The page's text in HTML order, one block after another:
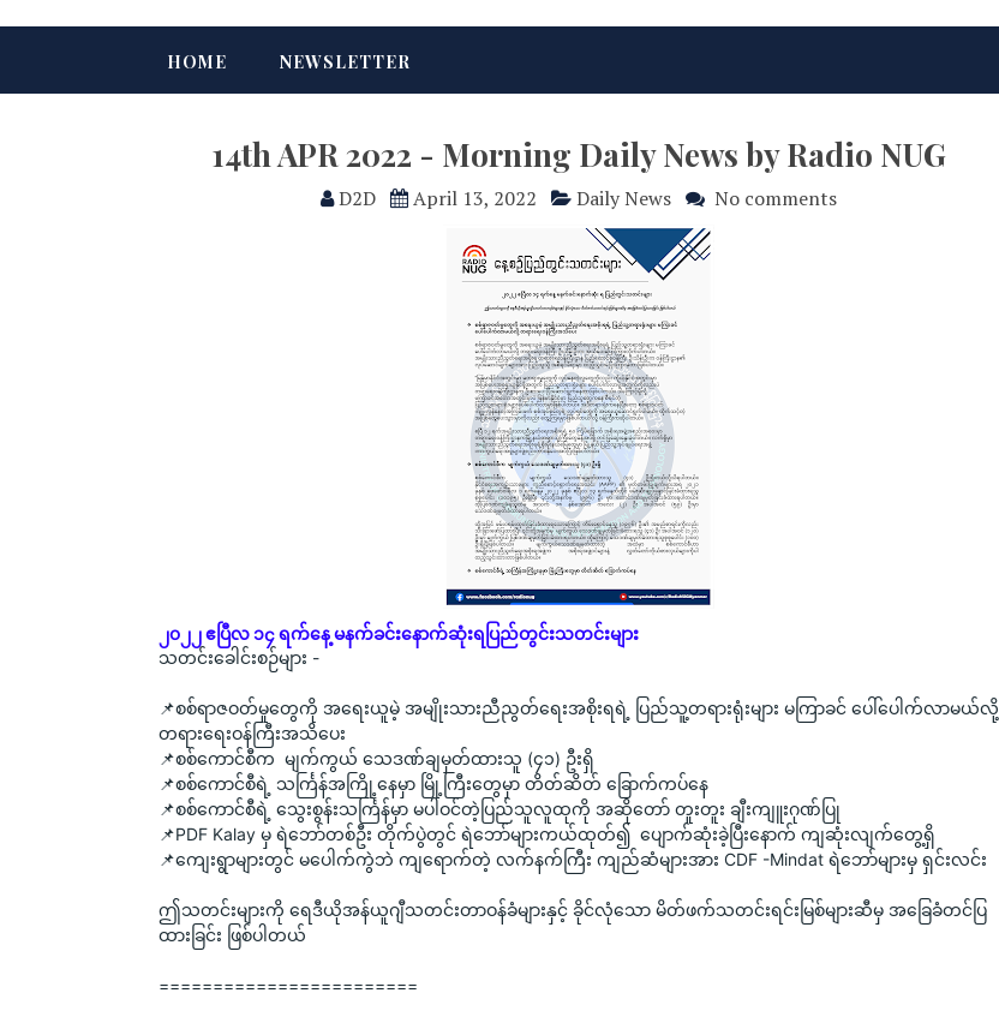
HOME NEWSLETTER
14th APR 2022 - Morning Daily News by Radio NUG
D2D April 13, 2022 Daily News No comments
၂၀၂၂ ဧပြီလ ၁၄ ရက်နေ့ မနက်ခင်းနောက်ဆုံးရပြည်တွင်းသတင်းများ
သတင်းခေါင်းစဉ်များ -
📌စစ်ရာဇဝတ်မှုတွေကို အရေးယူမဲ့ အမျိုးသားညီညွတ်ရေးအစိုးရရဲ့ ပြည်သူ့တရားရုံးများ မကြာခင် ပေါ်ပေါက်လာမယ်လို့
တရားရေးဝန်ကြီးအသိပေး
📌စစ်ကောင်စီက  မျက်ကွယ် သေဒဏ်ချမှတ်ထားသူ (၄၁) ဦးရှိ
📌စစ်ကောင်စီရဲ့ သင်္ကြန်အကြို့နေမှာ မြို့ကြီးတွေမှာ တိတ်ဆိတ် ခြောက်ကပ်နေ
📌စစ်ကောင်စီရဲ့ သွေးစွန်းသင်္ကြန်မှာ မပါဝင်တဲ့ပြည်သူလူထုကို အဆိုတော် တူးတူး ချီးကျူးဂုဏ်ပြု
📌PDF Kalay မှ ရဲဘော်တစ်ဦး တိုက်ပွဲတွင် ရဲဘော်များကယ်ထုတ်၍  ပျောက်ဆုံးခဲ့ပြီးနောက် ကျဆုံးလျက်တွေ့ရှိ
📌ကျေးရွာများတွင် မပေါက်ကွဲဘဲ ကျရောက်တဲ့ လက်နက်ကြီး ကျည်ဆံများအား CDF -Mindat ရဲဘော်များမှ ရှင်းလင်း
ဤသတင်းများကို ရေဒီယိုအန်ယူဂျီသတင်းတာဝန်ခံများနှင့် ခိုင်လုံသော မိတ်ဖက်သတင်းရင်းမြစ်များဆီမှ အခြေခံတင်ပြ
ထားခြင်း ဖြစ်ပါတယ်
========================